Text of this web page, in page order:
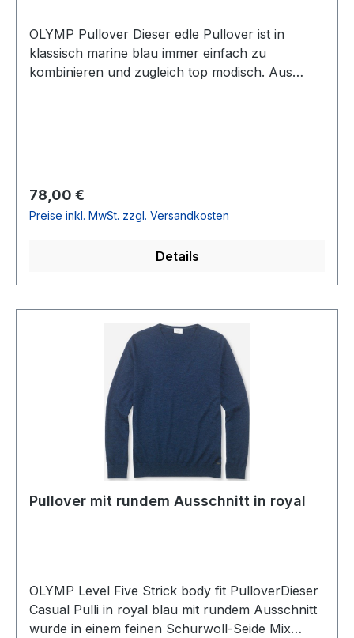
OLYMP Pullover Dieser edle Pullover ist in
klassisch marine blau immer einfach zu
kombinieren und zugleich top modisch. Aus
BlauNormale PassformV-Ausschnitt100 %
Baumwolle30 ° waschbarModell.: 5301/85/18
Regulärer Preis:
78,00 €
Preise inkl. MwSt. zzgl. Versandkosten
Details
Pullover mit rundem Ausschnitt in royal
OLYMP Level Five Strick body fit PulloverDieser
Casual Pulli in royal blau mit rundem Ausschnitt
wurde in einem feinen Schurwoll-Seide Mix